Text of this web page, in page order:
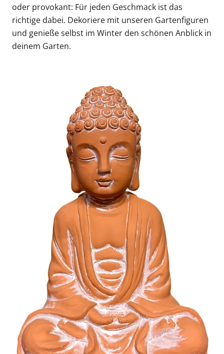
oder provokant: Für jeden Geschmack ist das
richtige dabei. Dekoriere mit unseren Gartenfiguren
und genieße selbst im Winter den schönen Anblick in
deinem Garten.